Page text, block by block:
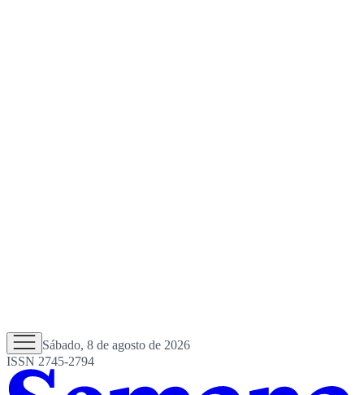
Sábado, 8 de agosto de 2026
ISSN 2745-2794